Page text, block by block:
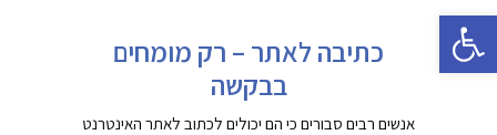
פתח סרגל נגישות
כתיבה לאתר – רק מומחים
בבקשה
אנשים רבים סבורים כי הם יכולים לכתוב לאתר האינטרנט